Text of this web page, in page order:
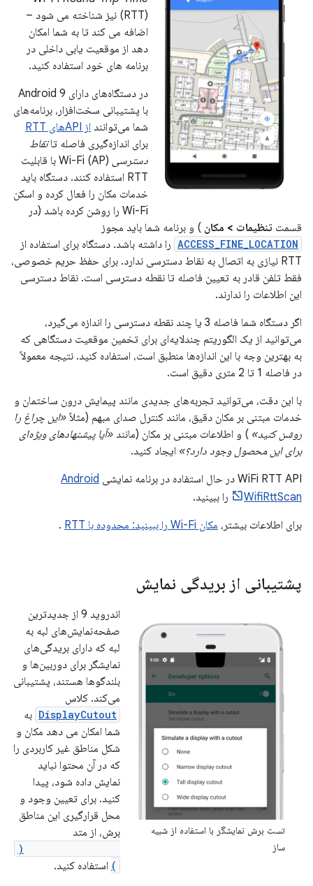
(RTT) نیز شناخته می شود –
اضافه می کند تا به شما امکان
دهد از موقعیت یابی داخلی در
برنامه های خود استفاده کنید.
در دستگاه‌های دارای Android 9
با پشتیبانی سخت‌افزار، برنامه‌های
شما می‌توانند از APIهای RTT
برای اندازه‌گیری فاصله تانقاط
دسترسی
Wi-Fi (AP) با قابلیت
RTT استفاده کنند. دستگاه باید
خدمات مکان را فعال کرده و اسکن
Wi-Fi را روشن کرده باشد (در
قسمت تنظیمات > مکان ) و برنامه شما باید مجوز
ACCESS_FINE_LOCATION را داشته باشد. دستگاه برای استفاده از
RTT نیازی به اتصال به نقاط دسترسی ندارد. برای حفظ حریم خصوصی،
فقط تلفن قادر به تعیین فاصله تا نقطه دسترسی است. نقاط دسترسی
این اطلاعات را ندارند.
اگر دستگاه شما فاصله 3 یا چند نقطه دسترسی را اندازه می‌گیرد،
می‌توانید از یک الگوریتم چندلایه‌ای برای تخمین موقعیت دستگاهی که
به بهترین وجه با این اندازه‌ها منطبق است، استفاده کنید. نتیجه معمولاً
در فاصله 1 تا 2 متری دقیق است.
با این دقت، می‌توانید تجربه‌های جدیدی مانند پیمایش درون ساختمان و
خدمات مبتنی بر مکان دقیق، مانند کنترل صدای مبهم (مثلاً «این چراغ را
روشن کنید» ) و اطلاعات مبتنی بر مکان (مانند «آیا پیشنهادهای ویژه‌ای
برای این محصول وجود دارد؟» ایجاد کنید.
WiFi RTT API در حال استفاده در برنامه نمایشی
Android
WifiRttScan
را ببینید.
برای اطلاعات بیشتر، مکان Wi-Fi را ببینید: محدوده با RTT .
پشتیبانی از بریدگی نمایش
تست برش نمایشگر با استفاده از شبیه
ساز
اندروید 9 از جدیدترین
صفحه‌نمایش‌های لبه به
لبه که دارای بریدگی‌های
نمایشگر برای دوربین‌ها و
بلندگوها هستند، پشتیبانی
می‌کند. کلاس
DisplayCutout به
شما امکان می دهد مکان و
شکل مناطق غیر کاربردی را
که در آن محتوا نباید
نمایش داده شود، پیدا
کنید. برای تعیین وجود و
محل قرارگیری این مناطق
برش، از متد
getDisplayCutout(
) استفاده کنید.